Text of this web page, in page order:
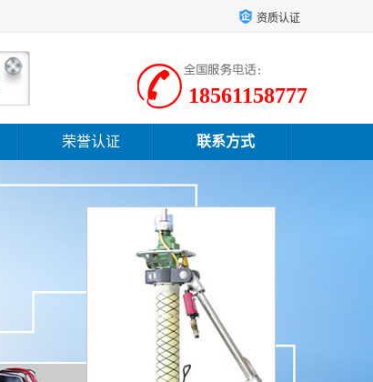
资质认证
18561158777
荣誉认证 联系方式